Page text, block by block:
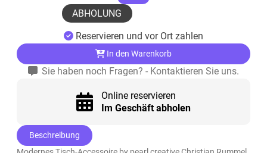
ABHOLUNG
Reservieren und vor Ort zahlen
In den Warenkorb
Sie haben noch Fragen? - Kontaktieren Sie uns.
Online reservieren
Im Geschäft abholen
Beschreibung